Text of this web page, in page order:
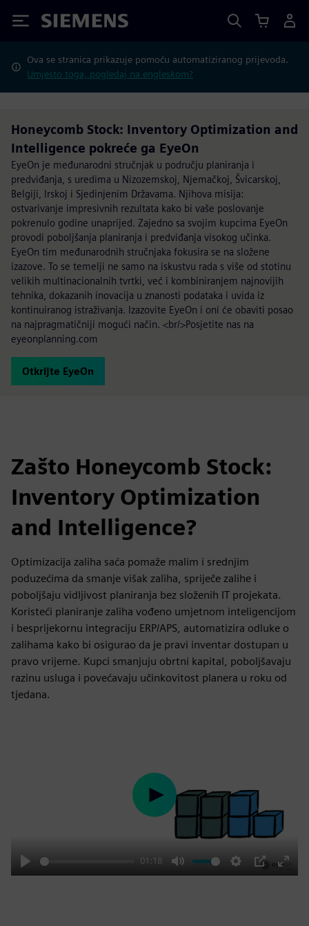
Siemens
Ova se stranica prikazuje pomoću automatiziranog prijevoda.
Umjesto toga, pogledaj na engleskom?
Honeycomb Stock: Inventory Optimization and
Intelligence pokreće ga EyeOn
EyeOn je međunarodni stručnjak u području planiranja i
predviđanja, s uredima u Nizozemskoj, Njemačkoj, Švicarskoj,
Belgiji, Irskoj i Sjedinjenim Državama. Njihova misija:
ostvarivanje impresivnih rezultata kako bi vaše poslovanje
pokrenulo godine unaprijed. Zajedno sa svojim kupcima EyeOn
provodi poboljšanja planiranja i predviđanja visokog učinka.
EyeOn tim međunarodnih stručnjaka fokusira se na složene
izazove. To se temelji ne samo na iskustvu rada s više od stotinu
velikih multinacionalnih tvrtki, već i kombiniranjem najnovijih
tehnika, dokazanih inovacija u znanosti podataka i uvida iz
kontinuiranog istraživanja. Izazovite EyeOn i oni će obaviti posao
na najpragmatičniji mogući način. <br/>Posjetite nas na
eyeonplanning.com
Otkrijte EyeOn
Zašto Honeycomb Stock:
Inventory Optimization
and Intelligence?
Optimizacija zaliha saća pomaže malim i srednjim
poduzećima da smanje višak zaliha, spriječe zalihe i
poboljšaju vidljivost planiranja bez složenih IT projekata.
Koristeći planiranje zaliha vođeno umjetnom inteligencijom
i besprijekornu integraciju ERP/APS, automatizira odluke o
zalihama kako bi osigurao da je pravi inventar dostupan u
pravo vrijeme. Kupci smanjuju obrtni kapital, poboljšavaju
razinu usluga i povećavaju učinkovitost planera u roku od
tjedana.
Play
01:18
Mute Settings
PIP
Enter
Play